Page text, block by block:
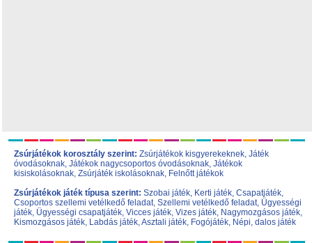
Zsúrjátékok korosztály szerint: Zsúrjátékok kisgyerekeknek, Játék
óvodásoknak, Játékok nagycsoportos óvodásoknak, Játékok
kisiskolásoknak, Zsúrjáték iskolásoknak, Felnőtt játékok
Zsúrjátékok játék típusa szerint: Szobai játék, Kerti játék, Csapatjáték,
Csoportos szellemi vetélkedő feladat, Szellemi vetélkedő feladat, Ügyességi
játék, Ügyességi csapatjáték, Vicces játék, Vizes játék, Nagymozgásos játék,
Kismozgásos játék, Labdás játék,Asztali játék, Fogójáték, Népi, dalos játék